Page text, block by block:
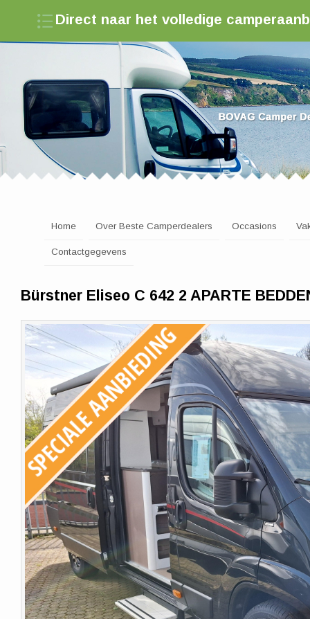
Direct naar het volledige
Zoek een camperdealer in Nederland
Home Over Beste Camperdealers Occasions
Contactgegevens
Bürstner Eliseo C 642 2 APARTE